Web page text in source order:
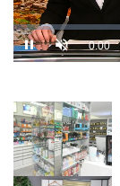
Unmute
Loaded:
5.04%